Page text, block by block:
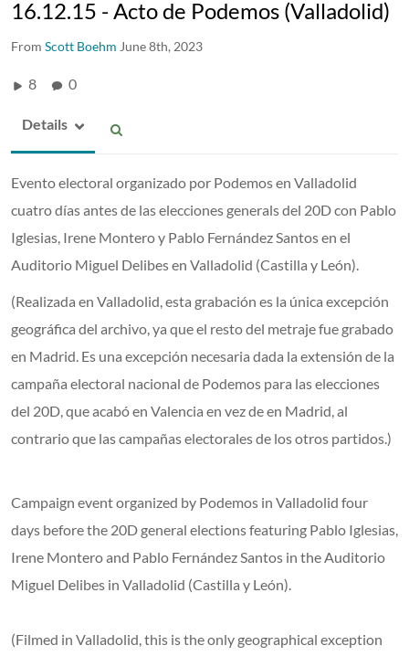
16.12.15 - Acto de Podemos (Valladolid)
From Scott Boehm June 8th, 2023
8 0
Details
Evento electoral organizado por Podemos en Valladolid
cuatro días antes de las elecciones generals del 20D con Pablo
Iglesias, Irene Montero y Pablo Fernández Santos en el
Auditorio Miguel Delibes en Valladolid (Castilla y León).
(Realizada en Valladolid, esta grabación es la única excepción
geográfica del archivo, ya que el resto del metraje fue grabado
en Madrid. Es una excepción necesaria dada la extensión de la
campaña electoral nacional de Podemos para las elecciones
del 20D, que acabó en Valencia en vez de en Madrid, al
contrario que las campañas electorales de los otros partidos.)
Campaign event organized by Podemos in Valladolid four
days before the 20D general elections featuring Pablo Iglesias,
Irene Montero and Pablo Fernández Santos in the Auditorio
Miguel Delibes in Valladolid (Castilla y León).
(Filmed in Valladolid, this is the only geographical exception